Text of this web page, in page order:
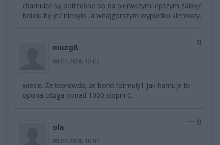
chamulce są potrzebne bo na pierwszym lepszym zakręci
bolidu by jeż niebyło ,a wnajgorszym wypwdku kierowcy.
muzg8
08.04.2006 12:02
0
wiecie. Że toprawda, że borid formuły1 jak hamuje to
opona ośąga ponad 1000 stopni C.
ola
08.04.2006 16:55
0